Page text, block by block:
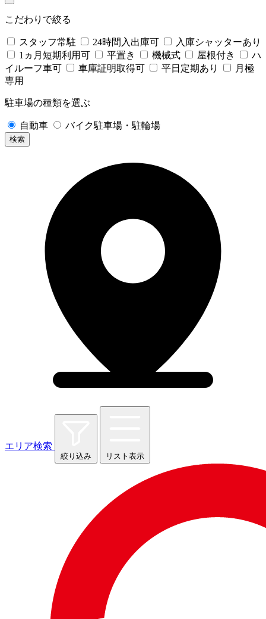
こだわりで絞る
スタッフ常駐 24時間入出庫可
入庫シャッターあり
1ヵ月短期利用可
平置き 機械式 屋根付き
ハ
イルーフ車可
車庫証明取得可 平日定期あり
月極
専用
駐車場の種類を選ぶ
自動車 バイク駐車場・駐輪場
検索
エリア検索
絞り込み リスト表示